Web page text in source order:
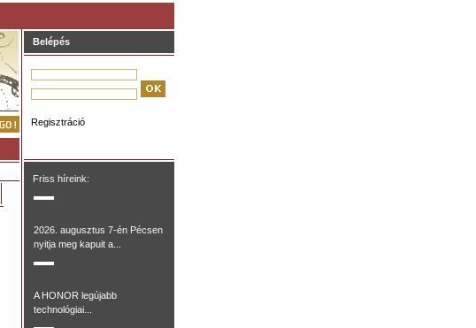
Belépés
Regisztráció
Friss híreink:
2026. augusztus 7-én Pécsen
nyitja meg kapuit a...
A HONOR legújabb
technológiai...